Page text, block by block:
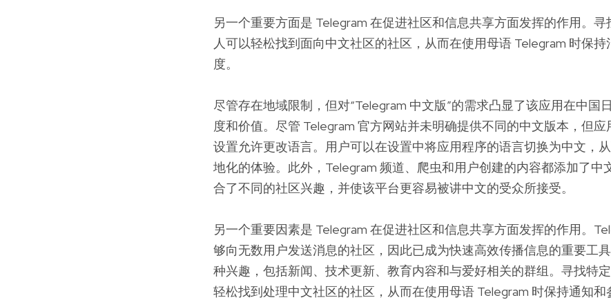
另一个重要方面是 Telegram 在促进社区和信息共享方面发挥的作用。
人可以轻松找到面向中文社区的社区，从而在使用母语 Telegram 时保
度。
尽管存在地域限制，但对“Telegram 中文版”的需求凸显了该应用在中国
度和价值。尽管 Telegram 官方网站并未明确提供不同的中文版本，但
设置允许更改语言。用户可以在设置中将应用程序的语言切换为中文，
地化的体验。此外，Telegram 频道、爬虫和用户创建的内容都添加了中
合了不同的社区兴趣，并使该平台更容易被讲中文的受众所接受。
另一个重要因素是 Telegram 在促进社区和信息共享方面发挥的作用。
够向无数用户发送消息的社区，因此已成为快速高效传播信息的重要工
种兴趣，包括新闻、技术更新、教育内容和与爱好相关的群组。寻找特
轻松找到处理中文社区的社区，从而在使用母语 Telegram 时保持通知和